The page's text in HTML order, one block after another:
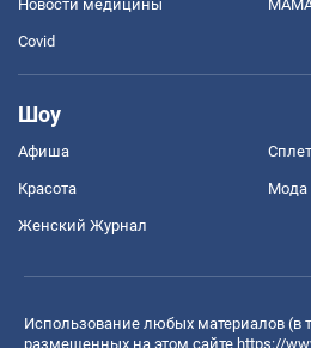
Новости медицины
Covid
Шоу
Афиша
Красота Мода
Женский Журнал
Использование любых материалов (в
размещенных на этом сайте https://